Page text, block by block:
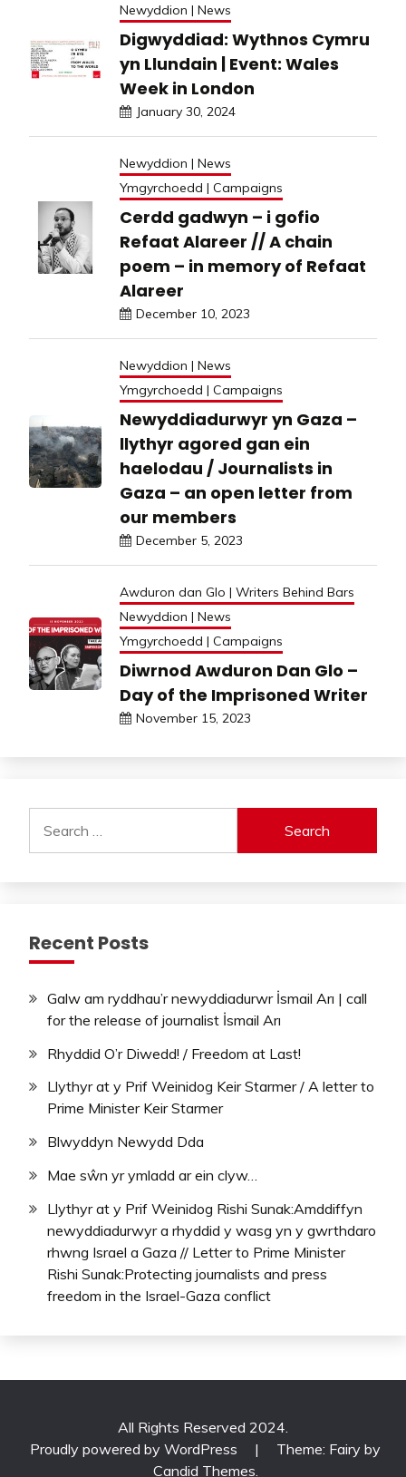
Newyddion | News
Digwyddiad: Wythnos Cymru
yn Llundain | Event: Wales
Week in London
January 30, 2024
Newyddion | News
Ymgyrchoedd | Campaigns
Cerdd gadwyn – i gofio
Refaat Alareer // A chain
poem – in memory of Refaat
Alareer
December 10, 2023
Newyddion | News
Ymgyrchoedd | Campaigns
Newyddiadurwyr yn Gaza –
llythyr agored gan ein
haelodau / Journalists in
Gaza – an open letter from
our members
December 5, 2023
Awduron dan Glo | Writers Behind Bars
Newyddion | News
Ymgyrchoedd | Campaigns
Diwrnod Awduron Dan Glo –
Day of the Imprisoned Writer
November 15, 2023
for:
Recent Posts
Galw am ryddhau’r newyddiadurwr İsmail Arı | call
for the release of journalist İsmail Arı
Rhyddid O’r Diwedd! / Freedom at Last!
Llythyr at y Prif Weinidog Keir Starmer / A letter to
Prime Minister Keir Starmer
Blwyddyn Newydd Dda
Mae sŵn yr ymladd ar ein clyw…
Llythyr at y Prif Weinidog Rishi Sunak:Amddiffyn
newyddiadurwyr a rhyddid y wasg yn y gwrthdaro
rhwng Israel a Gaza // Letter to Prime Minister
Rishi Sunak:Protecting journalists and press
freedom in the Israel-Gaza conflict
All Rights Reserved 2024.
Proudly powered by WordPress
|
Theme: Fairy by
Candid Themes